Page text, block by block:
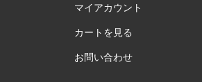
マイアカウント
カートを見る
お問い合わせ